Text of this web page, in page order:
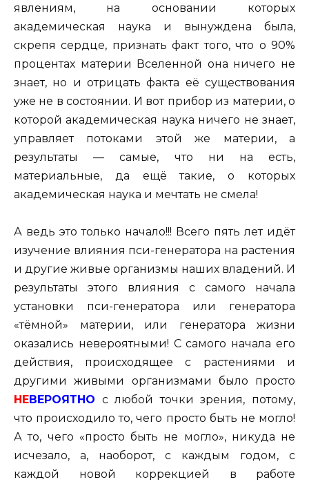
явлениям, на основании которых
академическая наука и вынуждена была,
скрепя сердце, признать факт того, что о 90%
процентах материи Вселенной она ничего не
знает, но и отрицать факта её существования
уже не в состоянии. И вот прибор из материи, о
которой академическая наука ничего не знает,
управляет потоками этой же материи, а
результаты — самые, что ни на есть,
материальные, да ещё такие, о которых
академическая наука и мечтать не смела!
А ведь это только начало!!! Всего пять лет идёт
изучение влияния пси-генератора на растения
и другие живые организмы наших владений. И
результаты этого влияния с самого начала
установки пси-генератора или генератора
«тёмной» материи, или генератора жизни
оказались невероятными! С самого начала его
действия, происходящее с растениями и
другими живыми организмами было просто
НЕВЕРОЯТНО с любой точки зрения, потому,
что происходило то, чего просто быть не могло!
А то, чего «просто быть не могло», никуда не
исчезало, а, наоборот, с каждым годом, с
каждой новой коррекцией в работе